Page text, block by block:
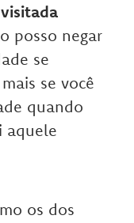
posso negar
se
se você
quando
aquele
os dos